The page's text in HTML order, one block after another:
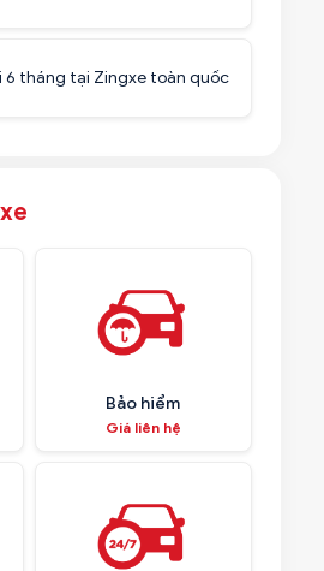
6 tháng tại Zingxe toàn quốc
Bảo hiểm
Giá liên hệ